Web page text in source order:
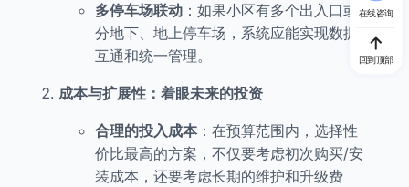
多停车场联动 ：如果小区有多个出入口或
分地下、地上停车场，系统应能实现数据
互通和统一管理。
成本与扩展性：着眼未来的投资
合理的投入成本：在预算范围内，选择性
价比最高的方案，不仅要考虑初次购买/安
装成本，还要考虑长期的维护和升级费
在线咨询
回到顶部